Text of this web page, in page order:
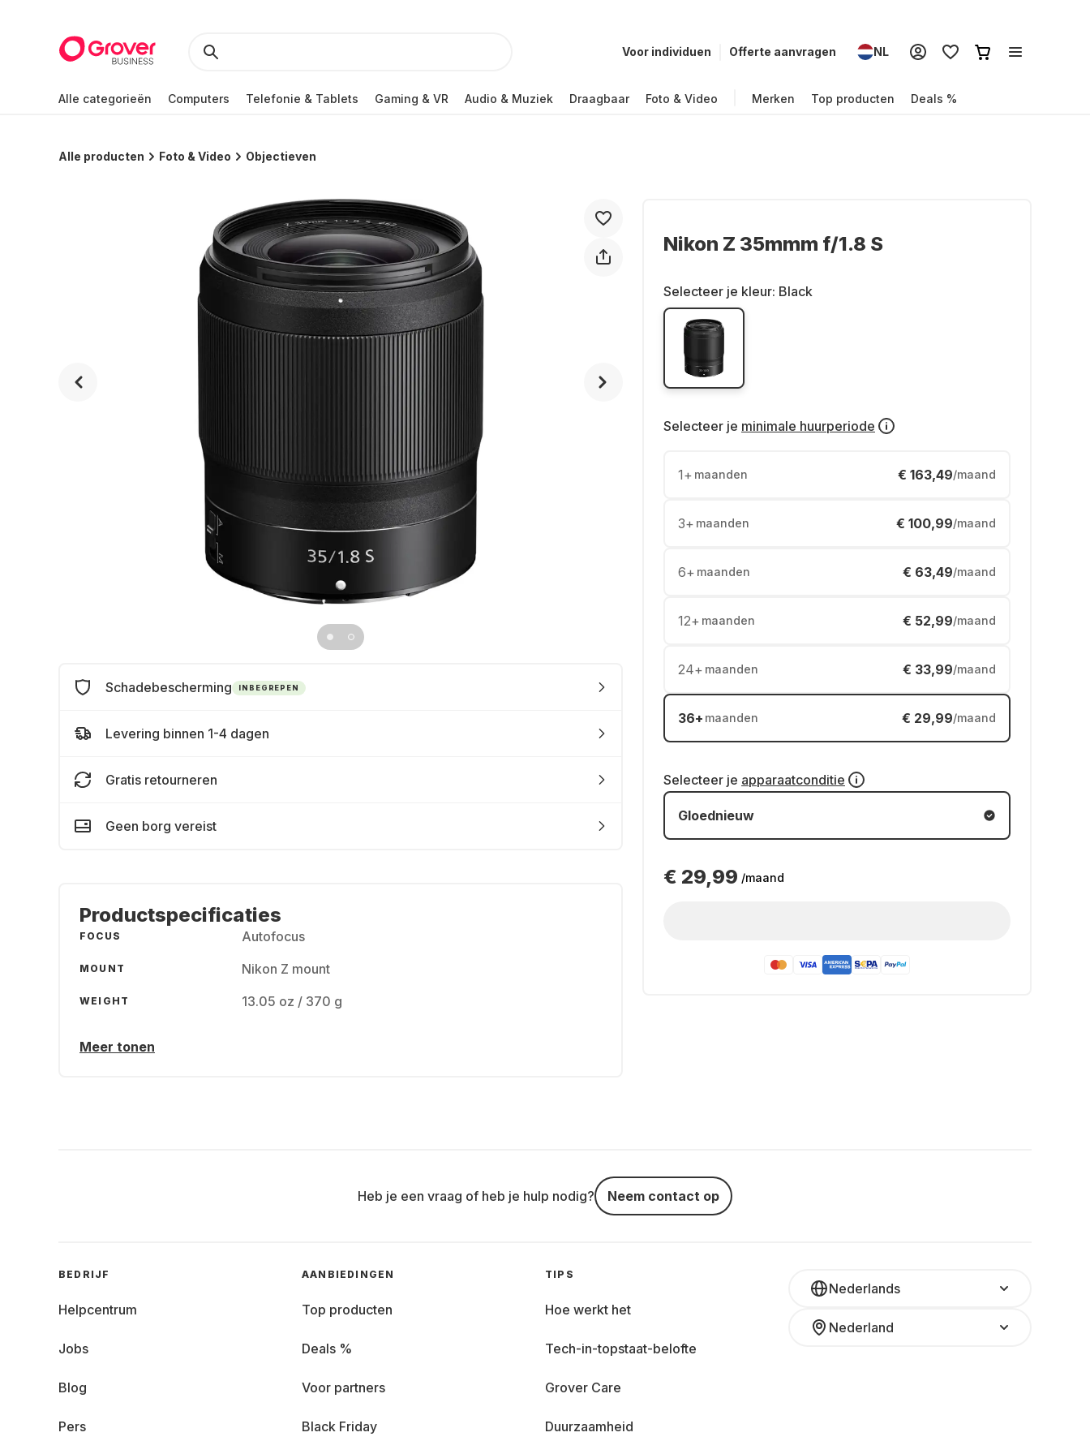
Voor individuen Offerte aanvragen NL
Alle categorieën Computers Telefonie & Tablets Gaming & VR Audio & Muziek Draagbaar Foto & Video Merken Top producten Deals %
Alle producten Foto & Video Objectieven
Nikon Z 35mmm f/1.8 S
Selecteer je kleur: Black
Selecteer je minimale huurperiode
1+ maanden € 163,49/maand
3+ maanden € 100,99/maand
6+ maanden € 63,49/maand
12+ maanden € 52,99/maand
24+ maanden € 33,99/maand
36+ maanden € 29,99/maand
Selecteer je apparaatconditie
Gloednieuw
€ 29,99 /maand
Schadebescherming INBEGREPEN
Levering binnen 1-4 dagen
Gratis retourneren
Geen borg vereist
Productspecificaties
FOCUS Autofocus
MOUNT Nikon Z mount
WEIGHT 13.05 oz / 370 g
Meer tonen
Heb je een vraag of heb je hulp nodig? Neem contact op
Nederlands
Nederland
BEDRIJF
Helpcentrum
Jobs
Blog
Pers
AANBIEDINGEN
Top producten
Deals %
Voor partners
Black Friday
TIPS
Hoe werkt het
Tech-in-topstaat-belofte
Grover Care
Duurzaamheid